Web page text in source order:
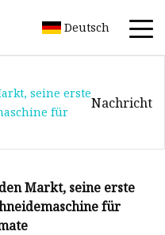
Deutsch
seine erste
für
Nachricht
Markt, seine erste
für